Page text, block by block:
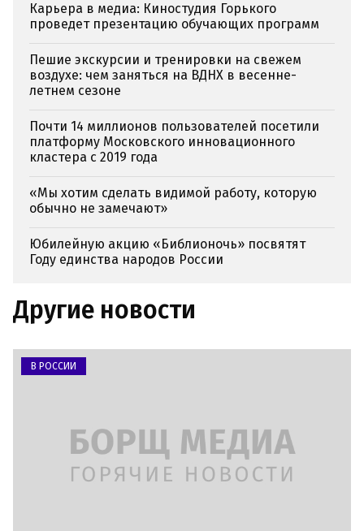
Карьера в медиа: Киностудия Горького
проведет презентацию обучающих программ
Пешие экскурсии и тренировки на свежем
воздухе: чем заняться на ВДНХ в весенне-
летнем сезоне
Почти 14 миллионов пользователей посетили
платформу Московского инновационного
кластера с 2019 года
«Мы хотим сделать видимой работу, которую
обычно не замечают»
Юбилейную акцию «Библионочь» посвятят
Году единства народов России
Другие новости
В РОССИИ